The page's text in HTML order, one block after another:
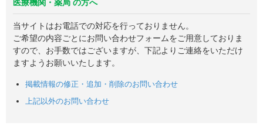
医療機関・薬局 の方へ
当サイトはお電話での対応を行っておりません。
ご希望の内容ごとにお問い合わせフォームをご用意しておりま
すので、お手数ではございますが、下記よりご連絡をいただけ
ますようお願いいたします。
掲載情報の修正・追加・削除のお問い合わせ
上記以外のお問い合わせ